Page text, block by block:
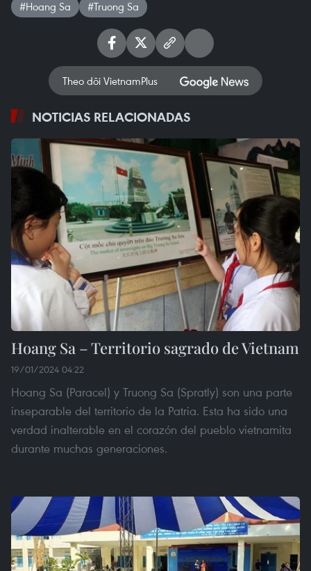
#Hoang Sa #Truong Sa
Theo dõi VietnamPlus
NOTICIAS RELACIONADAS
Hoang Sa – Territorio sagrado de Vietnam
19/01/2024 04:22
Hoang Sa (Paracel) y Truong Sa (Spratly) son una parte
inseparable del territorio de la Patria. Esta ha sido una
verdad inalterable en el corazón del pueblo vietnamita
durante muchas generaciones.